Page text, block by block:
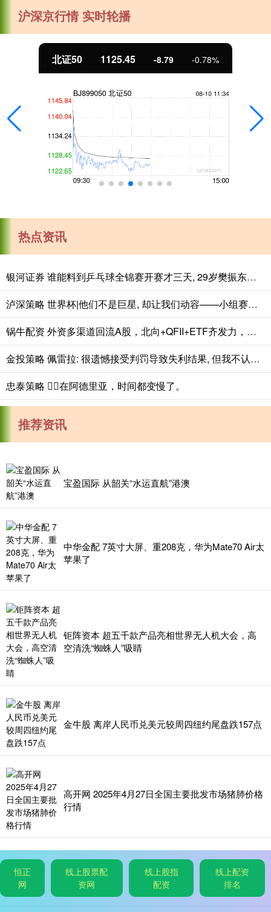
沪深京行情 实时轮播
北证50 1125.45 -8.79 -0.78%
热点资讯
银河证券 谁能料到乒乓球全锦赛开赛才三天, 29岁樊振东意外走红全网
泸深策略 世界杯|他们不是巨星, 却让我们动容——小组赛首轮盘点
锅牛配资 外资多渠道回流A股，北向+QFII+ETF齐发力，估值修复信号已现？
金投策略 佩雷拉: 很遗憾接受判罚导致失利结果, 但我不认同这非手球
忠泰策略 💂‍♂️在阿德里亚，时间都变慢了。
推荐资讯
宝盈国际 从韶关“水运直航”港澳
中华金配 7英寸大屏、重208克，华为Mate70 Air太
苹果了
钜阵资本 超五千款产品亮相世界无人机大会，高
空清洗“蜘蛛人”吸睛
金牛股 离岸人民币兑美元较周四纽约尾盘跌157点
高开网 2025年4月27日全国主要批发市场猪肺价格
行情
恒正
网
线上股票配
资网
线上股指
配资
线上配资
排名